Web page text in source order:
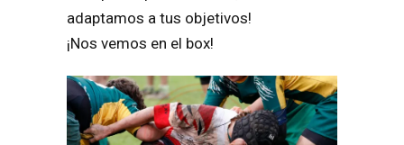
adaptamos a tus objetivos!
¡Nos vemos en el box!